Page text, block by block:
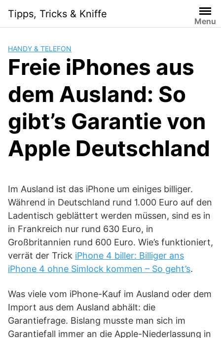
content
Tipps, Tricks & Kniffe
Menu
HANDY & TELEFON
Freie iPhones aus
dem Ausland: So
gibt’s Garantie von
Apple Deutschland
Im Ausland ist das iPhone um einiges billiger.
Während in Deutschland rund 1.000 Euro auf den
Ladentisch geblättert werden müssen, sind es in
in Frankreich nur rund 630 Euro, in
Großbritannien rund 600 Euro. Wie’s funktioniert,
verrät der Trick iPhone 4 biller: Billiger ans
iPhone 4 ohne Simlock kommen – So geht’s.
Was viele vom iPhone-Kauf im Ausland oder dem
Import aus dem Ausland abhält: die
Garantiefrage. Bislang musste man sich im
Garantiefall immer an die Apple-Niederlassung in